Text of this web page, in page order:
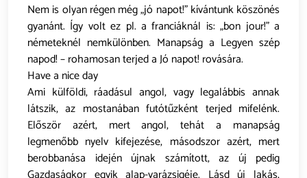
Nem is olyan régen még „jó napot!” kívántunk köszönés
gyanánt. Így volt ez pl. a franciáknál is: „bon jour!” a
németeknél nemkülönben. Manapság a Legyen szép
napod! – rohamosan terjed a Jó napot! rovására.
Have a nice day
Ami külföldi, ráadásul angol, vagy legalábbis annak
látszik, az mostanában futótűzként terjed mifelénk.
Először azért, mert angol, tehát a manapság
legmenőbb nyelv kifejezése, másodszor azért, mert
berobbanása idején újnak számított, az új pedig